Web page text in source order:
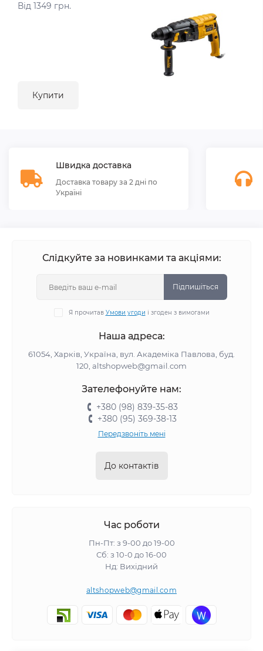
Від 1349 грн.
Купити
Швидка доставка
Доставка товару за 2 дні по
Україні
Слідкуйте за новинками та акціями:
Підпишіться
Я прочитав Умови угоди і згоден з вимогами
Наша адреса:
61054, Харків, Україна, вул. Академіка Павлова, буд.
120, altshopweb@gmail.com
Зателефонуйте нам:
+380 (98) 839-35-83
+380 (95) 369-38-13
Передзвоніть мені
До контактів
Час роботи
Пн-Пт: з 9-00 до 19-00
Сб: з 10-0 до 16-00
Нд: Вихідний
altshopweb@gmail.com